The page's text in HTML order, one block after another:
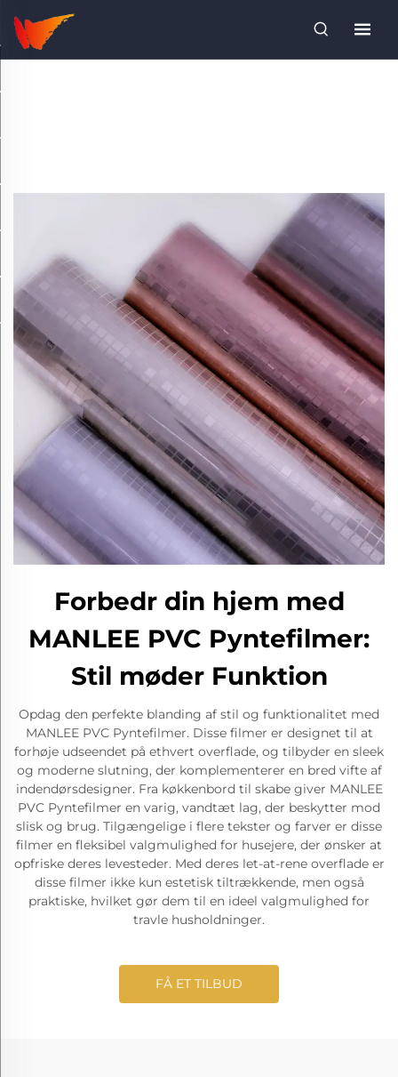
Forbedr din hjem med
MANLEE PVC Pyntefilmer:
Stil møder Funktion
Opdag den perfekte blanding af stil og funktionalitet med
MANLEE PVC Pyntefilmer. Disse filmer er designet til at
forhøje udseendet på ethvert overflade, og tilbyder en sleek
og moderne slutning, der komplementerer en bred vifte af
indendørsdesigner. Fra køkkenbord til skabe giver MANLEE
PVC Pyntefilmer en varig, vandtæt lag, der beskytter mod
slisk og brug. Tilgængelige i flere tekster og farver er disse
filmer en fleksibel valgmulighed for husejere, der ønsker at
opfriske deres levesteder. Med deres let-at-rene overflade er
disse filmer ikke kun estetisk tiltrækkende, men også
praktiske, hvilket gør dem til en ideel valgmulighed for
travle husholdninger.
FÅ ET TILBUD